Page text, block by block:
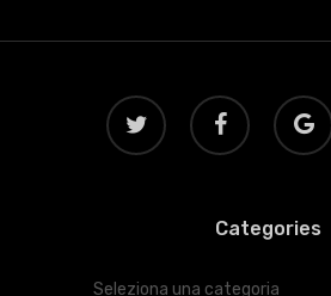
twitter facebook
google-
plus
Categories
Categories